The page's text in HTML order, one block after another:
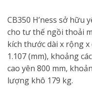
CB350 H’ness sở hữu
cho tư thế ngồi thoải
kích thước dài x rộng
1.107 (mm), khoảng
cao yên 800 mm,
lượng khô 179 kg.